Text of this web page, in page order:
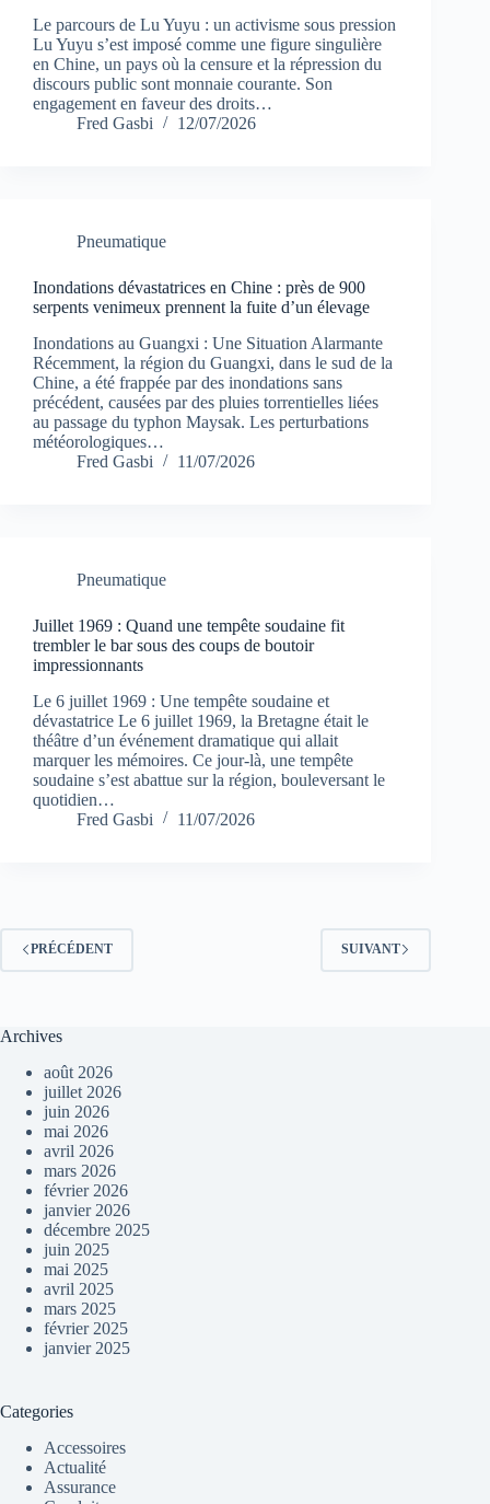
Le parcours de Lu Yuyu : un activisme sous pression
Lu Yuyu s’est imposé comme une figure singulière
en Chine, un pays où la censure et la répression du
discours public sont monnaie courante. Son
engagement en faveur des droits…
Fred Gasbi
12/07/2026
Pneumatique
Inondations dévastatrices en Chine : près de 900
serpents venimeux prennent la fuite d’un élevage
Inondations au Guangxi : Une Situation Alarmante
Récemment, la région du Guangxi, dans le sud de la
Chine, a été frappée par des inondations sans
précédent, causées par des pluies torrentielles liées
au passage du typhon Maysak. Les perturbations
météorologiques…
Fred Gasbi
11/07/2026
Pneumatique
Juillet 1969 : Quand une tempête soudaine fit
trembler le bar sous des coups de boutoir
impressionnants
Le 6 juillet 1969 : Une tempête soudaine et
dévastatrice Le 6 juillet 1969, la Bretagne était le
théâtre d’un événement dramatique qui allait
marquer les mémoires. Ce jour-là, une tempête
soudaine s’est abattue sur la région, bouleversant le
quotidien…
Fred Gasbi
11/07/2026
PRÉCÉDENT SUIVANT
Archives
août 2026
juillet 2026
juin 2026
mai 2026
avril 2026
mars 2026
février 2026
janvier 2026
décembre 2025
juin 2025
mai 2025
avril 2025
mars 2025
février 2025
janvier 2025
Categories
Accessoires
Actualité
Assurance